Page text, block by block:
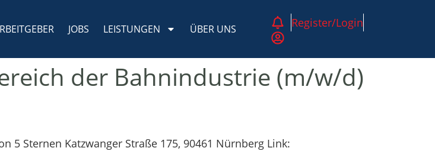
JOBS LEISTUNGEN ÜBER UNS Register/Login
der Bahnindustrie (m/w/d)
Sternen Katzwanger Straße 175, 90461 Nürnberg Link: